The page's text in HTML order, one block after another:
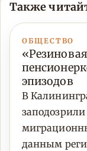
Также
ОБЩЕСТВО
эпизодов
В
данным